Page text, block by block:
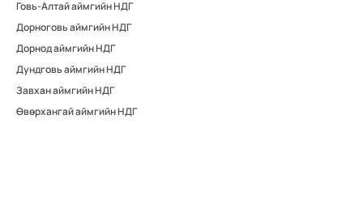
Говь-Алтай аймгийн НДГ
Дорноговь аймгийн НДГ
Дорнод аймгийн НДГ
Дундговь аймгийн НДГ
Завхан аймгийн НДГ
Өвөрхангай аймгийн НДГ